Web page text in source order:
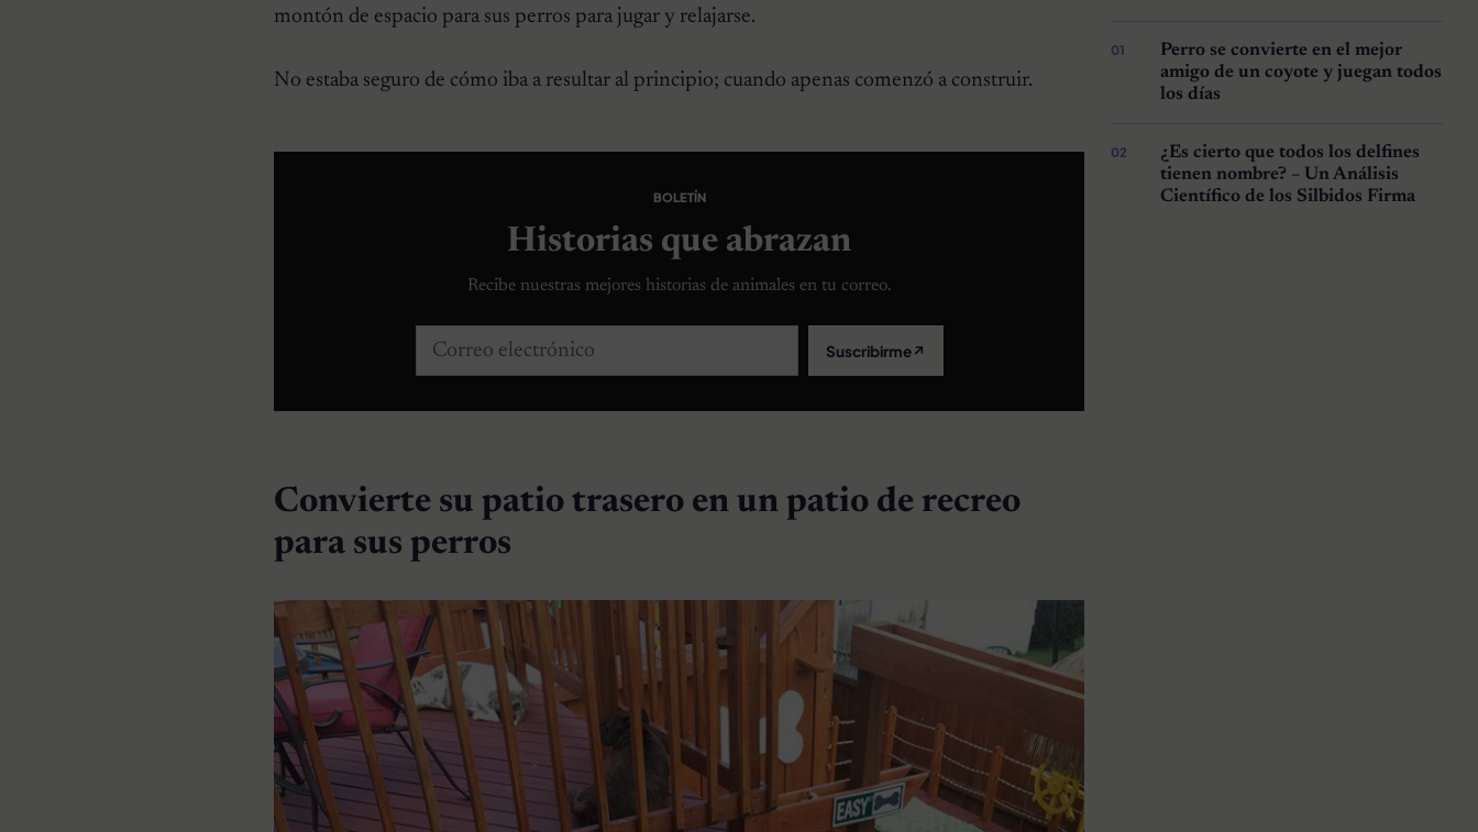
montón de espacio para sus perros para jugar y relajarse.
No estaba seguro de cómo iba a resultar al principio; cuando apenas comenzó a construir.
BOLETÍN
Historias que abrazan
Recibe nuestras mejores historias de animales en tu correo.
Correo electrónico Suscribirme↗
Convierte su patio trasero en un patio de recreo
para sus perros
Perro se convierte en el mejor
amigo de un coyote y juegan todos
los días
¿Es cierto que todos los delfines
tienen nombre? – Un Análisis
Científico de los Silbidos Firma